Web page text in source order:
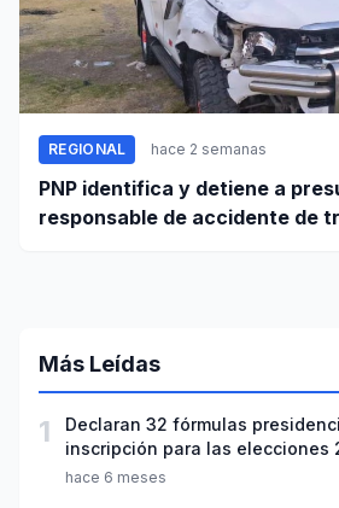
REGIONAL hace 2 semanas
PNP identifica y detiene a
responsable de accidente de
Más Leídas
1
Declaran 32 fórmulas
inscripción para las elecciones
hace 6 meses